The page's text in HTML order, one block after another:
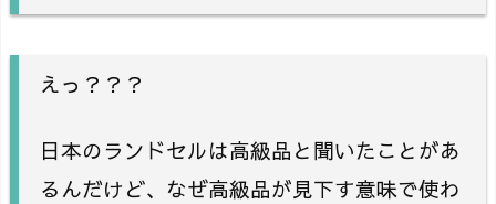
えっ？？？
日本のランドセルは高級品と聞いたことがあ
るんだけど、なぜ高級品が見下す意味で使わ